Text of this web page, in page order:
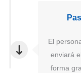
El
enviará
forma